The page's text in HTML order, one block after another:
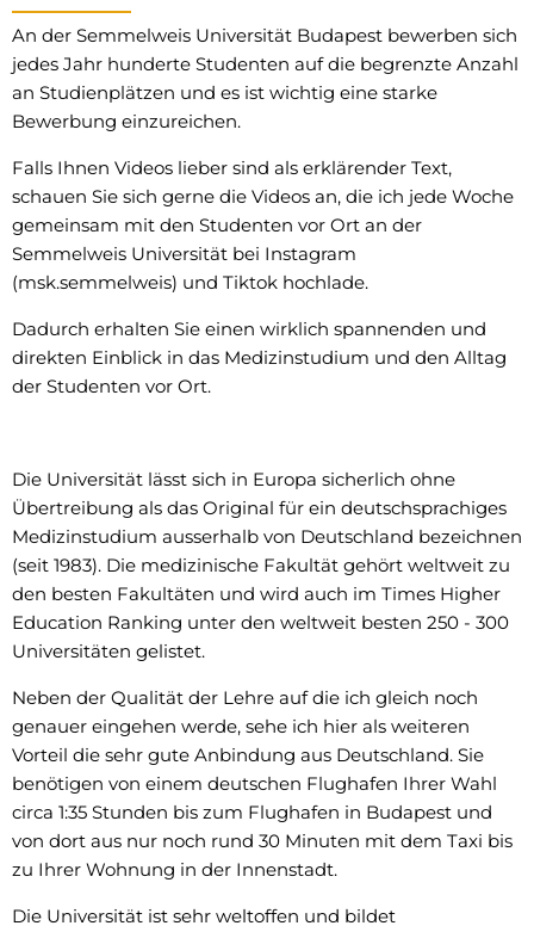
An der Semmelweis Universität Budapest bewerben sich
jedes Jahr hunderte Studenten auf die begrenzte Anzahl
an Studienplätzen und es ist wichtig eine starke
Bewerbung einzureichen.
Falls Ihnen Videos lieber sind als erklärender Text,
schauen Sie sich gerne die Videos an, die ich jede Woche
gemeinsam mit den Studenten vor Ort an der
Semmelweis Universität bei Instagram
(msk.semmelweis) und Tiktok hochlade.
Dadurch erhalten Sie einen wirklich spannenden und
direkten Einblick in das Medizinstudium und den Alltag
der Studenten vor Ort.
Die Universität lässt sich in Europa sicherlich ohne
Übertreibung als das Original für ein deutschsprachiges
Medizinstudium ausserhalb von Deutschland bezeichnen
(seit 1983). Die medizinische Fakultät gehört weltweit zu
den besten Fakultäten und wird auch im Times Higher
Education Ranking unter den weltweit besten 250 - 300
Universitäten gelistet.
Neben der Qualität der Lehre auf die ich gleich noch
genauer eingehen werde, sehe ich hier als weiteren
Vorteil die sehr gute Anbindung aus Deutschland. Sie
benötigen von einem deutschen Flughafen Ihrer Wahl
circa 1:35 Stunden bis zum Flughafen in Budapest und
von dort aus nur noch rund 30 Minuten mit dem Taxi bis
zu Ihrer Wohnung in der Innenstadt.
Die Universität ist sehr weltoffen und bildet